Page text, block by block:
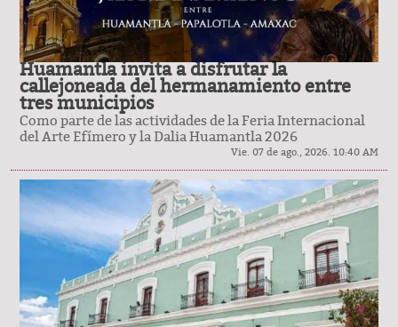
Huamantla invita a disfrutar la
callejoneada del hermanamiento entre
tres municipios
Como parte de las actividades de la Feria Internacional
del Arte Efímero y la Dalia Huamantla 2026
Vie. 07 de ago., 2026. 10:40 AM